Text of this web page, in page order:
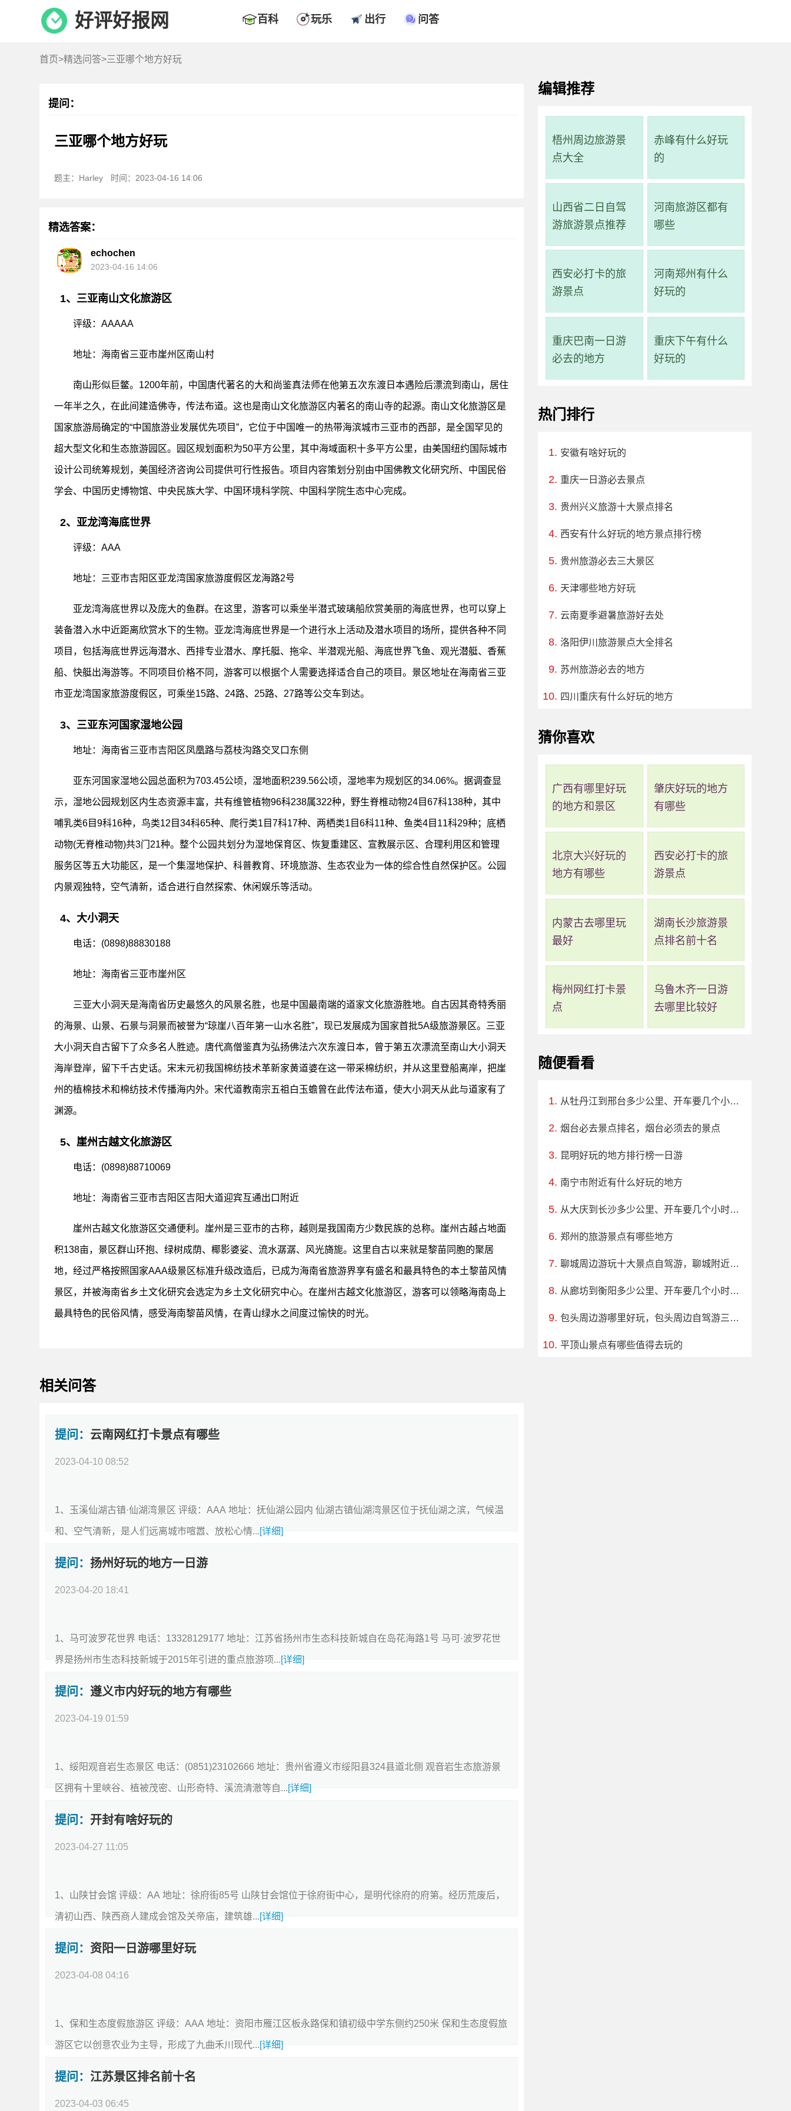
好评好报网 百科 玩乐 出行 问答
首页>精选问答>三亚哪个地方好玩
提问：
三亚哪个地方好玩
题主：Harley 时间：2023-04-16 14:06
精选答案：
echochen
2023-04-16 14:06
1、三亚南山文化旅游区
评级：AAAAA
地址：海南省三亚市崖州区南山村
南山形似巨鳖。1200年前，中国唐代著名的大和尚鉴真法师在他第五次东渡日本遇险后漂流到南山，居住
一年半之久，在此间建造佛寺，传法布道。这也是南山文化旅游区内著名的南山寺的起源。南山文化旅游区是
国家旅游局确定的“中国旅游业发展优先项目”，它位于中国唯一的热带海滨城市三亚市的西部，是全国罕见的
超大型文化和生态旅游园区。园区规划面积为50平方公里，其中海域面积十多平方公里，由美国纽约国际城市
设计公司统筹规划，美国经济咨询公司提供可行性报告。项目内容策划分别由中国佛教文化研究所、中国民俗
学会、中国历史博物馆、中央民族大学、中国环境科学院、中国科学院生态中心完成。
2、亚龙湾海底世界
评级：AAA
地址：三亚市吉阳区亚龙湾国家旅游度假区龙海路2号
亚龙湾海底世界以及庞大的鱼群。在这里，游客可以乘坐半潜式玻璃船欣赏美丽的海底世界，也可以穿上
装备潜入水中近距离欣赏水下的生物。亚龙湾海底世界是一个进行水上活动及潜水项目的场所，提供各种不同
项目，包括海底世界远海潜水、西排专业潜水、摩托艇、拖伞、半潜观光船、海底世界飞鱼、观光潜艇、香蕉
船、快艇出海游等。不同项目价格不同，游客可以根据个人需要选择适合自己的项目。景区地址在海南省三亚
市亚龙湾国家旅游度假区，可乘坐15路、24路、25路、27路等公交车到达。
3、三亚东河国家湿地公园
地址：海南省三亚市吉阳区凤凰路与荔枝沟路交叉口东侧
亚东河国家湿地公园总面积为703.45公顷，湿地面积239.56公顷，湿地率为规划区的34.06%。据调查显
示，湿地公园规划区内生态资源丰富，共有维管植物96科238属322种，野生脊椎动物24目67科138种，其中
哺乳类6目9科16种，鸟类12目34科65种、爬行类1目7科17种、两栖类1目6科11种、鱼类4目11科29种；底栖
动物(无脊椎动物)共3门21种。整个公园共划分为湿地保育区、恢复重建区、宣教展示区、合理利用区和管理
服务区等五大功能区，是一个集湿地保护、科普教育、环境旅游、生态农业为一体的综合性自然保护区。公园
内景观独特，空气清新，适合进行自然探索、休闲娱乐等活动。
4、大小洞天
电话：(0898)88830188
地址：海南省三亚市崖州区
三亚大小洞天是海南省历史最悠久的风景名胜，也是中国最南端的道家文化旅游胜地。自古因其奇特秀丽
的海景、山景、石景与洞景而被誉为“琼崖八百年第一山水名胜”，现已发展成为国家首批5A级旅游景区。三亚
大小洞天自古留下了众多名人胜迹。唐代高僧鉴真为弘扬佛法六次东渡日本，曾于第五次漂流至南山大小洞天
海岸登岸，留下千古史话。宋末元初我国棉纺技术革新家黄道婆在这一带采棉纺织，并从这里登船离岸，把崖
州的植棉技术和棉纺技术传播海内外。宋代道教南宗五祖白玉蟾曾在此传法布道，使大小洞天从此与道家有了
渊源。
5、崖州古越文化旅游区
电话：(0898)88710069
地址：海南省三亚市吉阳区吉阳大道迎宾互通出口附近
崖州古越文化旅游区交通便利。崖州是三亚市的古称，越则是我国南方少数民族的总称。崖州古越占地面
积138亩，景区群山环抱、绿树成荫、椰影婆娑、流水潺潺、风光旖旎。这里自古以来就是黎苗同胞的聚居
地，经过严格按照国家AAA级景区标准升级改造后，已成为海南省旅游界享有盛名和最具特色的本土黎苗风情
景区，并被海南省乡土文化研究会选定为乡土文化研究中心。在崖州古越文化旅游区，游客可以领略海南岛上
最具特色的民俗风情，感受海南黎苗风情，在青山绿水之间度过愉快的时光。
相关问答
提问： 云南网红打卡景点有哪些
2023-04-10 08:52
1、玉溪仙湖古镇·仙湖湾景区 评级：AAA 地址：抚仙湖公园内 仙湖古镇仙湖湾景区位于抚仙湖之滨，气候温
和、空气清新，是人们远离城市喧嚣、放松心情...[详细]
提问：扬州好玩的地方一日游
2023-04-20 18:41
1、马可波罗花世界 电话：13328129177 地址：江苏省扬州市生态科技新城自在岛花海路1号 马可·波罗花世
界是扬州市生态科技新城于2015年引进的重点旅游项...[详细]
提问： 遵义市内好玩的地方有哪些
2023-04-19 01:59
1、绥阳观音岩生态景区 电话：(0851)23102666 地址：贵州省遵义市绥阳县324县道北侧 观音岩生态旅游景
区拥有十里峡谷、植被茂密、山形奇特、溪流清澈等自...[详细]
提问： 开封有啥好玩的
2023-04-27 11:05
1、山陕甘会馆 评级：AA 地址：徐府街85号 山陕甘会馆位于徐府街中心，是明代徐府的府第。经历荒废后，
清初山西、陕西商人建成会馆及关帝庙，建筑雄...[详细]
提问： 资阳一日游哪里好玩
2023-04-08 04:16
1、保和生态度假旅游区 评级：AAA 地址：资阳市雁江区板永路保和镇初级中学东侧约250米 保和生态度假旅
游区它以创意农业为主导，形成了九曲禾川现代...[详细]
提问：江苏景区排名前十名
2023-04-03 06:45
编辑推荐
梧州周边旅游景
点大全
赤峰有什么好玩
的
山西省二日自驾
游旅游景点推荐
河南旅游区都有
哪些
西安必打卡的旅
游景点
河南郑州有什么
好玩的
重庆巴南一日游
必去的地方
重庆下午有什么
好玩的
热门排行
安徽有啥好玩的
重庆一日游必去景点
贵州兴义旅游十大景点排名
西安有什么好玩的地方景点排行榜
贵州旅游必去三大景区
天津哪些地方好玩
云南夏季避暑旅游好去处
洛阳伊川旅游景点大全排名
苏州旅游必去的地方
四川重庆有什么好玩的地方
猜你喜欢
广西有哪里好玩
的地方和景区
肇庆好玩的地方
有哪些
北京大兴好玩的
地方有哪些
西安必打卡的旅
游景点
内蒙古去哪里玩
最好
湖南长沙旅游景
点排名前十名
梅州网红打卡景
点
乌鲁木齐一日游
去哪里比较好
随便看看
从牡丹江到邢台多少公里、开车要几个小时？过路费、油费等
烟台必去景点排名，烟台必须去的景点
昆明好玩的地方排行榜一日游
南宁市附近有什么好玩的地方
从大庆到长沙多少公里、开车要几个小时？过路费、油费等
郑州的旅游景点有哪些地方
聊城周边游玩十大景点自驾游，聊城附近周边旅游景点大全推荐
从廊坊到衡阳多少公里、开车要几个小时？过路费、油费等
包头周边游哪里好玩，包头周边自驾游三日游
平顶山景点有哪些值得去玩的